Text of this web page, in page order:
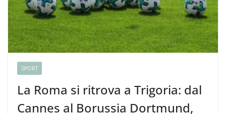
SPORT
La Roma si ritrova a Trigoria: dal
Cannes al Borussia Dortmund,